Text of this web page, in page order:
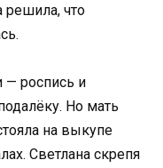
что
— роспись и
Но мать
на выкупе
Светлана скрепя